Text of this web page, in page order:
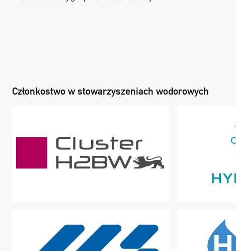
Członkostwo w stowarzyszeniach wodorowych